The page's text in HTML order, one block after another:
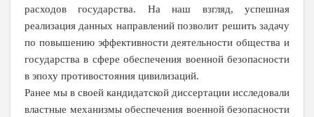
расходов государства. На наш взгляд, успешная
реализация данных направлений позволит решить задачу
по повышению эффективности деятельности общества и
государства в сфере обеспечения военной безопасности
в эпоху противостояния цивилизаций.
Ранее мы в своей кандидатской диссертации исследовали
властные механизмы обеспечения военной безопасности